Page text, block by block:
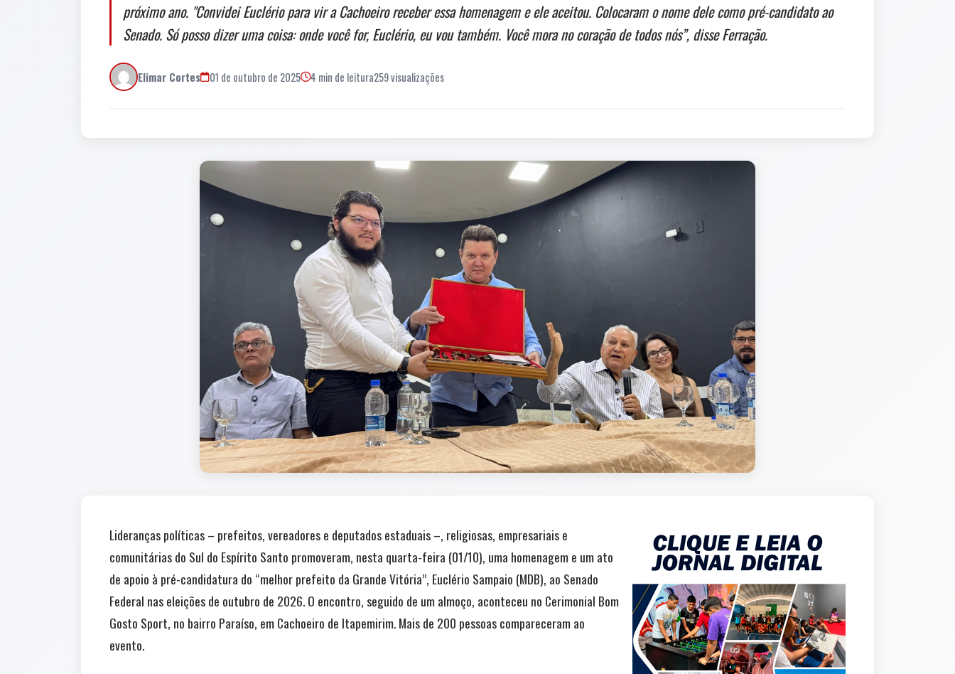
próximo ano. "Convidei Euclério para vir a Cachoeiro receber essa homenagem e ele aceitou. Colocaram o nome dele como pré-candidato ao
Senado. Só posso dizer uma coisa: onde você for, Euclério, eu vou também. Você mora no coração de todos nós”, disse Ferração.
Elimar Cortes 01 de outubro de 2025 4 min de leitura259 visualizações
Lideranças políticas – prefeitos, vereadores e deputados estaduais –, religiosas, empresariais e
comunitárias do Sul do Espírito Santo promoveram, nesta quarta-feira (01/10), uma homenagem e um ato
de apoio à pré-candidatura do “melhor prefeito da Grande Vitória”, Euclério Sampaio (MDB), ao Senado
Federal nas eleições de outubro de 2026. O encontro, seguido de um almoço, aconteceu no Cerimonial Bom
Gosto Sport, no bairro Paraíso, em Cachoeiro de Itapemirim. Mais de 200 pessoas compareceram ao
evento.